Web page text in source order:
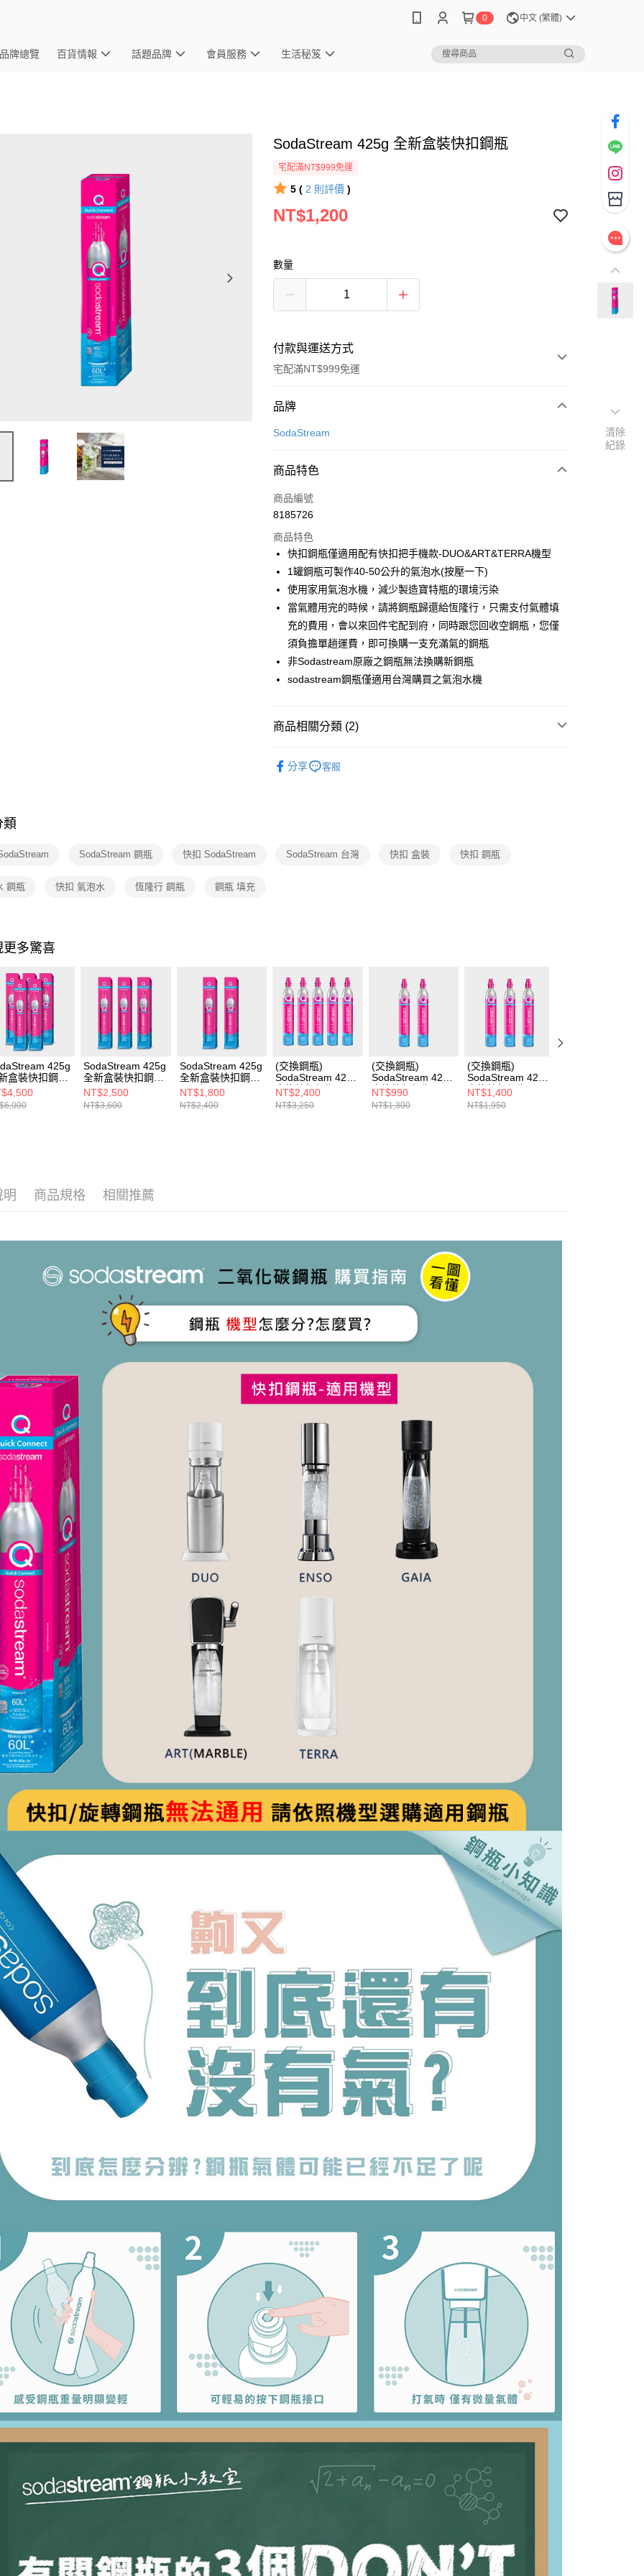
0 中文 (繁體)
品牌總覽 百貨情報 話題品牌 會員服務 生活秘笈
SodaStream 425g 全新盒裝快扣鋼瓶
宅配滿NT$999免運
5 ( 2 則評價 )
NT$1,200
數量
付款與運送方式
宅配滿NT$999免運
付款方式
信用卡一次付款
合作金庫商業銀行
華南商業銀行
上海商業儲蓄銀行
國泰世華商業銀行
兆豐國際商業銀行
臺灣中小企業銀行
台中商業銀行
華泰商業銀行
聯邦商業銀行
遠東國際商業銀行
元大商業銀行
永豐商業銀行
玉山商業銀行
星展（台灣）商業銀行
台新國際商業銀行
中國信託商業銀行
台灣樂天信用卡公司
6 期 0 利率 每期
華南商業銀行
上海商業儲蓄銀行
台北富邦商業銀行
國泰世華商業銀行
兆豐國際商業銀行
臺灣中小企業銀行
台中商業銀行
匯豐（台灣）商業銀行
華泰商業銀行
遠東國際商業銀行
元大商業銀行
永豐商業銀行
玉山商業銀行
星展（台灣）商業銀行
台新國際商業銀行
中國信託商業銀行
台灣樂天信用卡公司
即享券
LINE Pay
Apple Pay
街口支付
Google Pay
ATM付款
品牌
SodaStream
商品特色
商品編號
8185726
商品特色
快扣鋼瓶僅適用配有快扣把手機款-DUO&ART&TERRA機型
1罐鋼瓶可製作40-50公升的氣泡水(按壓一下)
使用家用氣泡水機，減少製造寶特瓶的環境污染
當氣體用完的時候，請將鋼瓶歸還給恆隆行，只需支付氣體填
充的費用，會以來回件宅配到府，同時跟您回收空鋼瓶，您僅
須負擔單趟運費，即可換購一支充滿氣的鋼瓶
非Sodastream原廠之鋼瓶無法換購新鋼瓶
sodastream鋼瓶僅適用台灣購買之氣泡水機
商品相關分類 (2)
分享 客服
類
SodaStream 鋼瓶 快扣 SodaStream SodaStream 台灣 快扣 盒裝 快扣 鋼瓶
鋼瓶 快扣 氣泡水 恆隆行 鋼瓶 鋼瓶 填充
更多驚喜
425g
盒裝快扣鋼瓶
組)
SodaStream 425g
全新盒裝快扣鋼瓶
(3入組)
NT$2,500
NT$3,600
SodaStream 425g
全新盒裝快扣鋼瓶
(2入組)
NT$1,800
NT$2,400
(交換鋼瓶)
SodaStream 425g
交換快扣鋼瓶 (5入
組) (您須有5支舊
鋼瓶)
NT$2,400
NT$3,250
(交換鋼瓶)
SodaStream 425g
交換快扣鋼瓶 (2入
組) (您須有2支舊
鋼瓶)
NT$990
NT$1,300
(交換鋼瓶)
SodaStream 425g
交換快扣鋼瓶 (3入
組) (您須有3支舊
鋼瓶)
NT$1,400
NT$1,950
明 商品規格 相關推薦
清除
紀錄